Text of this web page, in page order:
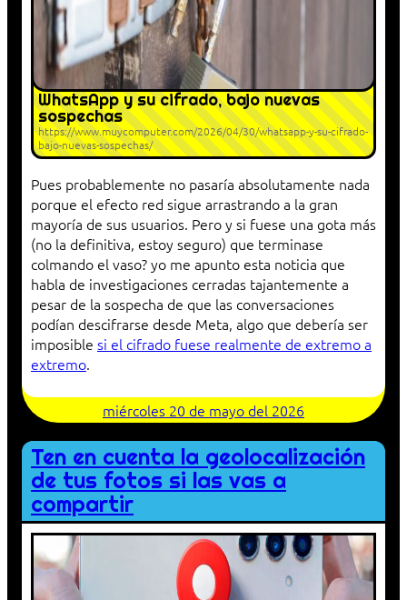
WhatsApp y su cifrado, bajo nuevas
sospechas
https://www.muycomputer.com/2026/04/30/whatsapp-y-su-cifrado-
bajo-nuevas-sospechas/
Pues probablemente no pasaría absolutamente nada
porque el efecto red sigue arrastrando a la gran
mayoría de sus usuarios. Pero y si fuese una gota más
(no la definitiva, estoy seguro) que terminase
colmando el vaso? yo me apunto esta noticia que
habla de investigaciones cerradas tajantemente a
pesar de la sospecha de que las conversaciones
podían descifrarse desde Meta, algo que debería ser
imposible si el cifrado fuese realmente de extremo a
extremo.
miércoles 20 de mayo del 2026
Ten en cuenta la geolocalización
de tus fotos si las vas a
compartir